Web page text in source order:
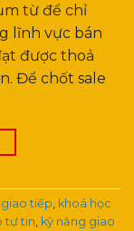
từ để chỉ
lĩnh vực bán
được thoả
Để chốt sale
tiếp khoá học
tự tin kỹ năng giao